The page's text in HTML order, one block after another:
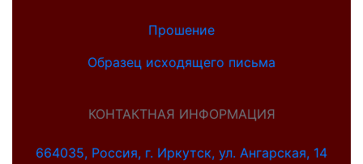
Прошение
Образец исходящего письма
КОНТАКТНАЯ ИНФОРМАЦИЯ
664035, Россия, г. Иркутск, ул. Ангарская, 14